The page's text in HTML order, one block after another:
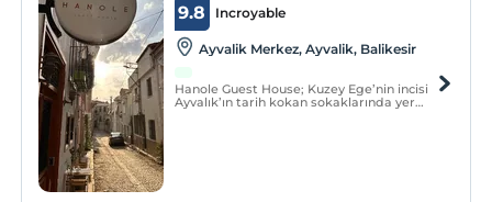
Incroyable
9.8
Ayvalik Merkez, Ayvalik, Balikesir
Hanole Guest House; Kuzey Ege’nin incisi
Ayvalık’ın tarih kokan sokaklarında yer